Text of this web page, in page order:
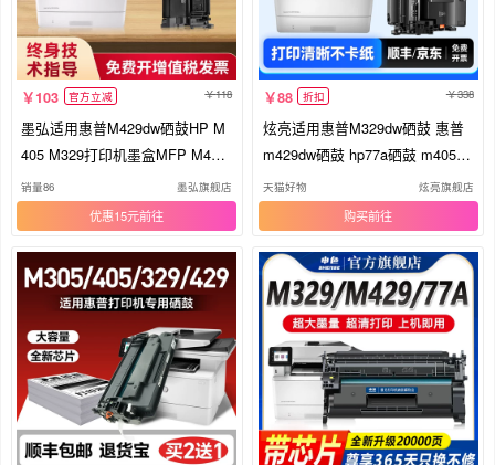
103 官方立减 118
墨弘适用惠普M429dw硒鼓HP M
405 M329打印机墨盒MFP M405
dw M407dn M305d碳粉匣CF277
A粉盒HP77A易加粉硒鼓
销量86 墨弘旗舰店
优惠15元
88 折扣 338
炫亮适用惠普M329dw硒鼓 惠普
m429dw硒鼓 hp77a硒鼓 m405dn
m305d 329dw 405d硒鼓 墨盒粉
盒 惠普CF277A硒鼓
天猫好物 炫亮旗舰店
购买